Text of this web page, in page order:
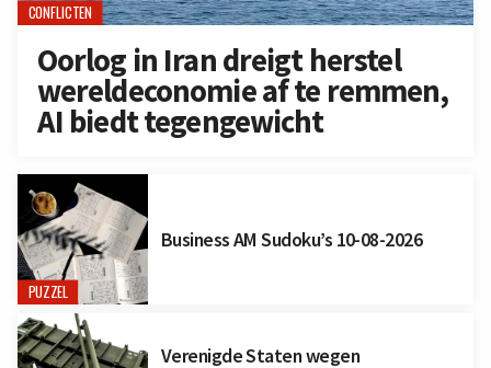
CONFLICTEN
Oorlog in Iran dreigt herstel
wereldeconomie af te remmen,
AI biedt tegengewicht
PUZZEL
Business AM Sudoku’s 10-08-2026
Verenigde Staten wegen